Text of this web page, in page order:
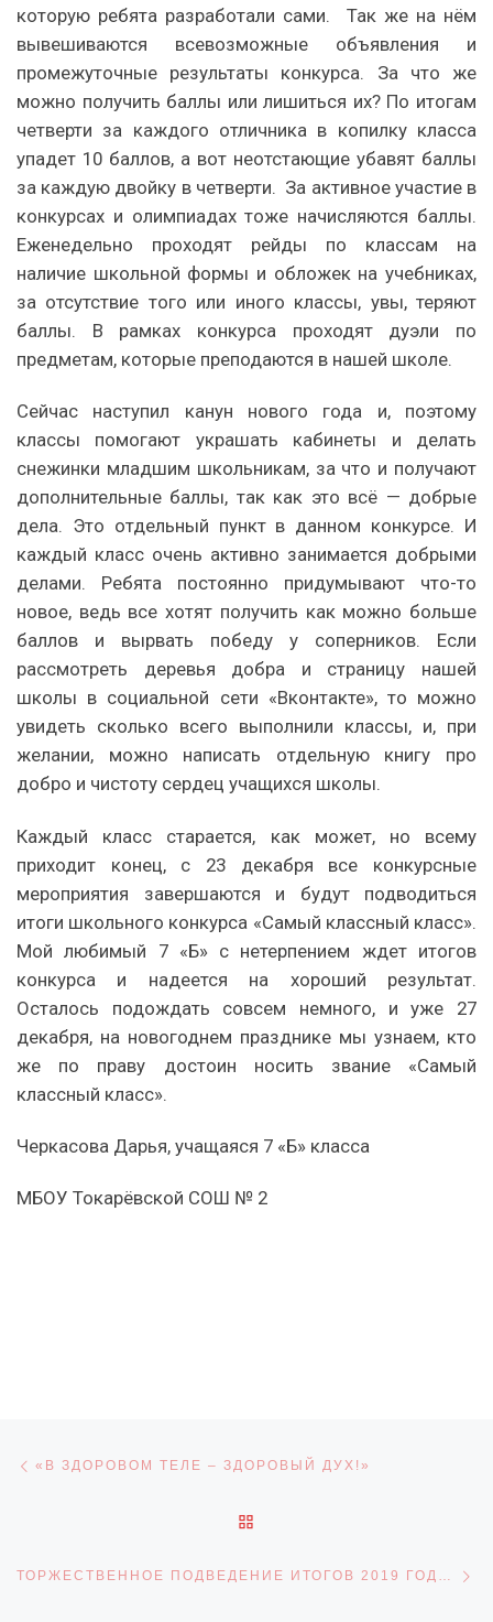
которую ребята разработали сами. Так же на нём
вывешиваются всевозможные объявления и
промежуточные результаты конкурса. За что же
можно получить баллы или лишиться их? По итогам
четверти за каждого отличника в копилку класса
упадет 10 баллов, а вот неотстающие убавят баллы
за каждую двойку в четверти. За активное участие в
конкурсах и олимпиадах тоже начисляются баллы.
Еженедельно проходят рейды по классам на
наличие школьной формы и обложек на учебниках,
за отсутствие того или иного классы, увы, теряют
баллы. В рамках конкурса проходят дуэли по
предметам, которые преподаются в нашей школе.
Сейчас наступил канун нового года и, поэтому
классы помогают украшать кабинеты и делать
снежинки младшим школьникам, за что и получают
дополнительные баллы, так как это всё — добрые
дела. Это отдельный пункт в данном конкурсе. И
каждый класс очень активно занимается добрыми
делами. Ребята постоянно придумывают что-то
новое, ведь все хотят получить как можно больше
баллов и вырвать победу у соперников. Если
рассмотреть деревья добра и страницу нашей
школы в социальной сети «Вконтакте», то можно
увидеть сколько всего выполнили классы, и, при
желании, можно написать отдельную книгу про
добро и чистоту сердец учащихся школы.
Каждый класс старается, как может, но всему
приходит конец, с 23 декабря все конкурсные
мероприятия завершаются и будут подводиться
итоги школьного конкурса «Самый классный класс».
Мой любимый 7 «Б» с нетерпением ждет итогов
конкурса и надеется на хороший результат.
Осталось подождать совсем немного, и уже 27
декабря, на новогоднем празднике мы узнаем, кто
же по праву достоин носить звание «Самый
классный класс».
Черкасова Дарья, учащаяся 7 «Б» класса
МБОУ Токарёвской СОШ № 2
Навигация по записям
«В ЗДОРОВОМ ТЕЛЕ – ЗДОРОВЫЙ ДУХ!»
ТОРЖЕСТВЕННОЕ ПОДВЕДЕНИЕ ИТОГОВ 2019 ГОДА В СФЕРЕ АДАПТИВНОЙ ФИЗИЧЕСКОЙ КУЛЬТУРЫ И СПОРТА